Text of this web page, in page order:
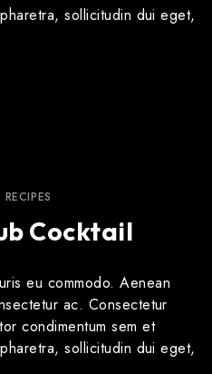
sollicitudin dui eget,
RECIPES
Cocktail
eu commodo. Aenean
ac. Consectetur
condimentum sem et
sollicitudin dui eget,